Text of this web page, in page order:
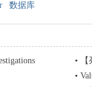
数据库
•
•